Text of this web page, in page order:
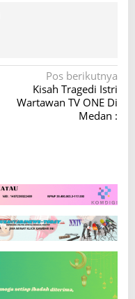
Pos berikutnya
Kisah Tragedi Istri
Wartawan TV ONE Di
Medan :